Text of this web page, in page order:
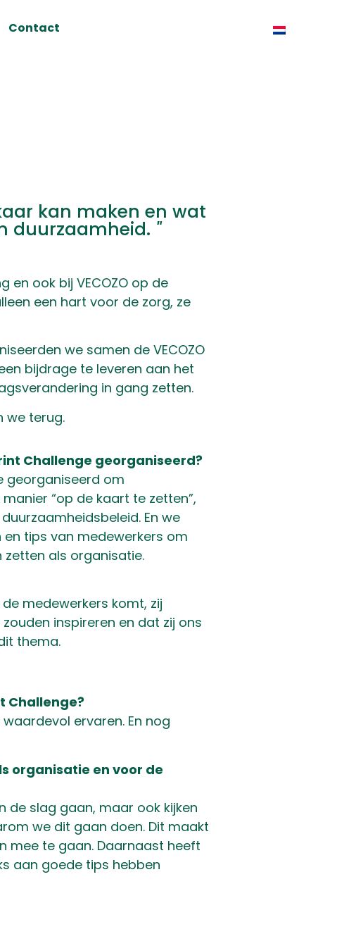
Contact
kan maken en wat
duurzaamheid. "
en ook bij VECOZO op de
een hart voor de zorg, ze
we samen de VECOZO
bijdrage te leveren aan het
in gang zetten.
we terug.
Challenge georganiseerd?
georganiseerd om
“op de kaart te zetten”,
En we
tips van medewerkers om
als organisatie.
medewerkers komt, zij
inspireren en dat zij ons
thema.
Challenge?
ervaren. En nog
organisatie en voor de
de slag gaan, maar ook kijken
we dit gaan doen. Dit maakt
mee te gaan. Daarnaast heeft
aan goede tips hebben